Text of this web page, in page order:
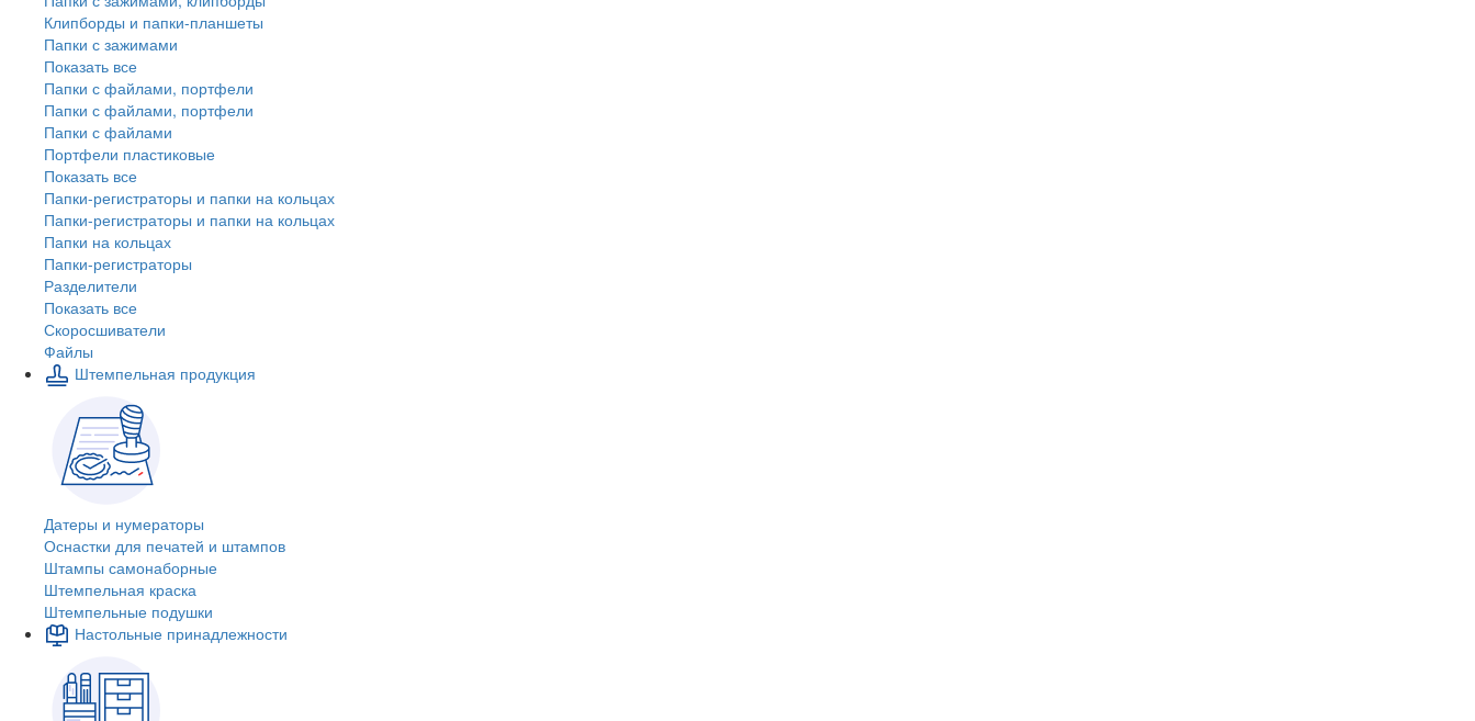
Клипборды и папки-планшеты
Папки с зажимами
Показать все
Папки с файлами, портфели
Папки с файлами, портфели
Папки с файлами
Портфели пластиковые
Показать все
Папки-регистраторы и папки на кольцах
Папки-регистраторы и папки на кольцах
Папки на кольцах
Папки-регистраторы
Разделители
Показать все
Скоросшиватели
Файлы
Штемпельная продукция
Датеры и нумераторы
Оснастки для печатей и штампов
Штампы самонаборные
Штемпельная краска
Штемпельные подушки
Настольные принадлежности